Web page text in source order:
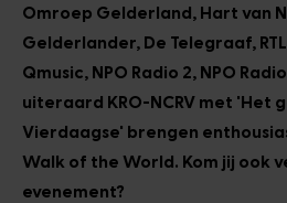
Omroep Gelderland, Hart van
Gelderlander, De Telegraaf,
Qmusic, NPO Radio 2, NPO
uiteraard KRO-NCRV met 'Het
Vierdaagse' brengen
Walk of the World. Kom jij ook
evenement?